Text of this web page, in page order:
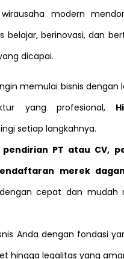
modern
belajar, berinovasi, dan
dicapai.
memulai bisnis dengan
yang profesional,
setiap langkahnya.
pendirian PT atau CV,
merek
cepat dan mudah
Anda dengan fondasi
hingga legalitas yang